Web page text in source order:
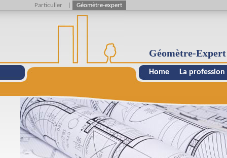
Géomètre-Expert
Home La profession
Particulier Géomètre-expert